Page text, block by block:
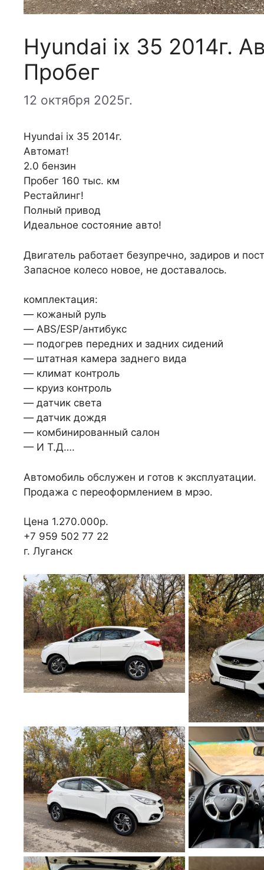
Hyundai ix 35 2014г.
Пробег
12 октября 2025г.
Hyundai ix 35 2014г.
Автомат!
2.0 бензин
Пробег 160 тыс. км
Рестайлинг!
Полный привод
Идеальное состояние авто!
Двигатель работает безупречно, задиров и
Запасное колесо новое, не доставалось.
комплектация:
— кожаный руль
— ABS/ESP/антибукс
— подогрев передних и задних сидений
— штатная камера заднего вида
— климат контроль
— круиз контроль
— датчик света
— датчик дождя
— комбинированный салон
— И Т.Д….
Автомобиль обслужен и готов к эксплуатации.
Продажа с переоформлением в мрэо.
Цена 1.270.000р.
+7 959 502 77 22
г. Луганск